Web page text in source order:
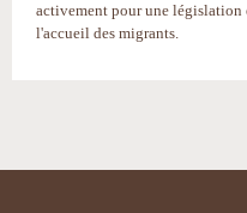
activement pour une législation
l'accueil des migrants.
document